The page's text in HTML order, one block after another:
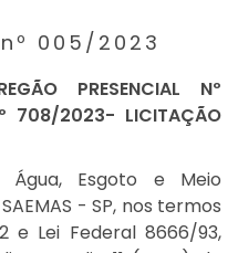
005/2023
PRESENCIAL Nº
708/2023- LICITAÇÃO
Esgoto e Meio
- SP, nos termos
e Lei Federal 8666/93,